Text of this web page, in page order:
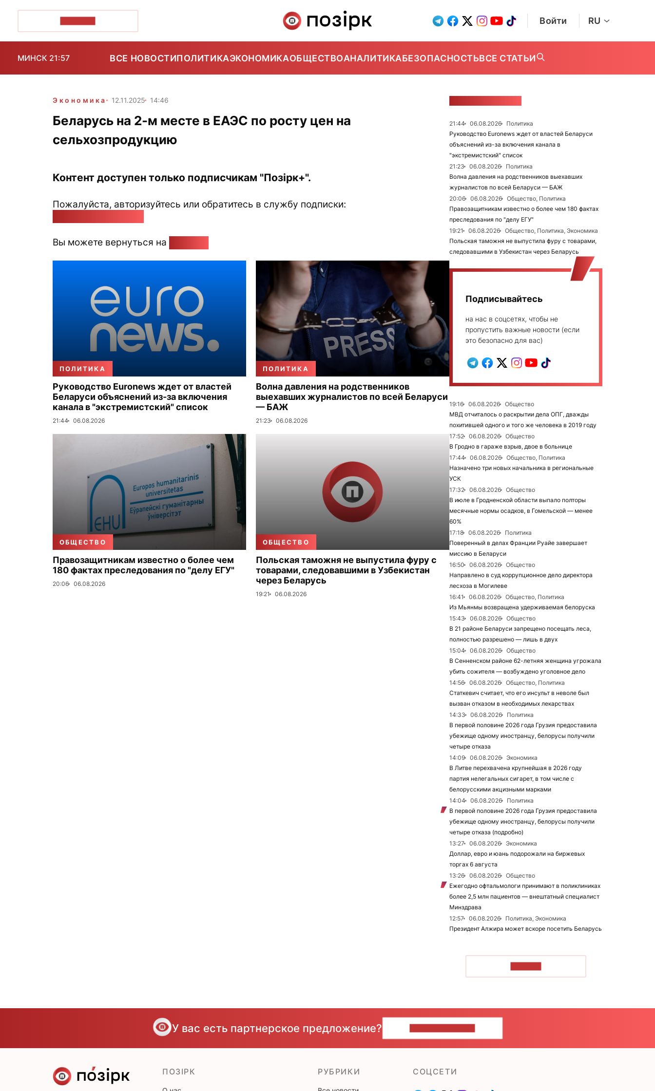
Войти RU
МИНСК 21:57 ВСЕ НОВОСТИПОЛИТИКАЭКОНОМИКАОБЩЕСТВОАНАЛИТИКАБЕЗОПАСНОСТЬВСЕ СТАТЬИ
Экономика 12.11.2025 14:46
Беларусь на 2-м месте в ЕАЭС по росту цен на
сельхозпродукцию
Контент доступен только подписчикам "Позірк+".
Пожалуйста, авторизуйтесь или обратитесь в службу подписки:
Вы можете вернуться на
ПОЛИТИКА
Руководство Euronews ждет от властей
Беларуси объяснений из-за включения
канала в "экстремистский" список
21:44 06.08.2026
ПОЛИТИКА
Волна давления на родственников
выехавших журналистов по всей Беларуси
— БАЖ
21:23 06.08.2026
ОБЩЕСТВО
Правозащитникам известно о более чем
180 фактах преследования по "делу ЕГУ"
20:06 06.08.2026
ОБЩЕСТВО
Польская таможня не выпустила фуру с
товарами, следовавшими в Узбекистан
через Беларусь
19:21 06.08.2026
21:44 06.08.2026
Политика
Руководство Euronews ждет от властей Беларуси
объяснений из-за включения канала в
"экстремистский" список
21:23
06.08.2026
Политика
Волна давления на родственников выехавших
журналистов по всей Беларуси — БАЖ
20:06
06.08.2026
Общество, Политика
Правозащитникам известно о более чем 180 фактах
преследования по "делу ЕГУ"
19:21
06.08.2026
Общество, Политика, Экономика
Польская таможня не выпустила фуру с товарами,
следовавшими в Узбекистан через Беларусь
Подписывайтесь
на нас в соцсетях, чтобы не
пропустить важные новости (если
это безопасно для вас)
19:16 06.08.2026
Общество
МВД отчиталось о раскрытии дела ОПГ, дважды
похитившей одного и того же человека в 2019 году
17:52
06.08.2026
Общество
В Гродно в гараже взрыв, двое в больнице
17:44
06.08.2026
Общество, Политика
Назначено три новых начальника в региональные
УСК
17:32
06.08.2026
Общество
В июле в Гродненской области выпало полторы
месячные нормы осадков, в Гомельской — менее
60%
17:18
06.08.2026
Политика
Поверенный в делах Франции Руайе завершает
миссию в Беларуси
16:50
06.08.2026
Общество
Направлено в суд коррупционное дело директора
лесхоза в Могилеве
16:41
06.08.2026
Общество, Политика
Из Мьянмы возвращена удерживаемая белоруска
15:43
06.08.2026
Общество
В 21 районе Беларуси запрещено посещать леса,
полностью разрешено — лишь в двух
15:04
06.08.2026
Общество
В Сенненском районе 62-летняя женщина угрожала
убить сожителя — возбуждено уголовное дело
14:56
06.08.2026
Общество, Политика
Статкевич считает, что его инсульт в неволе был
вызван отказом в необходимых лекарствах
14:33
06.08.2026
Политика
В первой половине 2026 года Грузия предоставила
убежище одному иностранцу, белорусы получили
четыре отказа
14:09
06.08.2026
Экономика
В Литве перехвачена крупнейшая в 2026 году
партия нелегальных сигарет, в том числе с
белорусскими акцизными марками
14:04
06.08.2026
Политика
В первой половине 2026 года Грузия предоставила
убежище одному иностранцу, белорусы получили
четыре отказа (подробно)
13:27
06.08.2026
Экономика
Доллар, евро и юань подорожали на биржевых
торгах 6 августа
13:26
06.08.2026
Общество
Ежегодно офтальмологи принимают в поликлиниках
более 2,5 млн пациентов — внештатный специалист
Минздрава
12:57
06.08.2026
Политика, Экономика
Президент Алжира может вскоре посетить Беларусь
У вас есть партнерское предложение?
ПОЗІРК РУБРИКИ CОЦСЕТИ